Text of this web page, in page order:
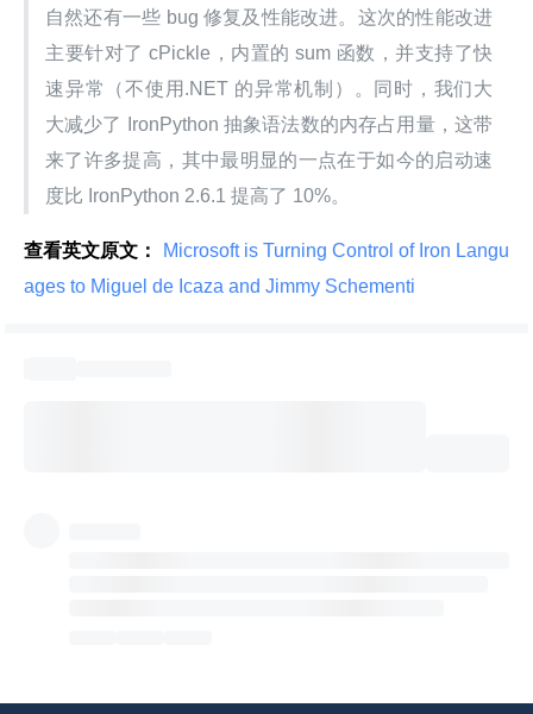
自然还有一些 bug 修复及性能改进。这次的性能改进
主要针对了 cPickle，内置的 sum 函数，并支持了快
速异常（不使用.NET 的异常机制）。同时，我们大
大减少了 IronPython 抽象语法数的内存占用量，这带
来了许多提高，其中最明显的一点在于如今的启动速
度比 IronPython 2.6.1 提高了 10%。
查看英文原文：
Microsoft is Turning Control of Iron Langu
ages to Miguel de Icaza and Jimmy Schementi